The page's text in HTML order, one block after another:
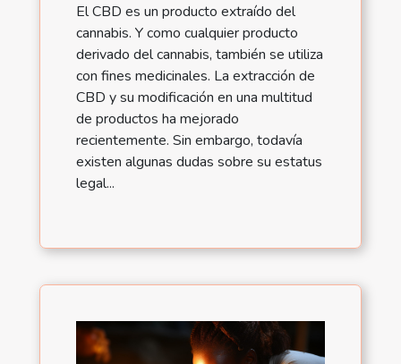
El CBD es un producto extraído del
cannabis. Y como cualquier producto
derivado del cannabis, también se utiliza
con fines medicinales. La extracción de
CBD y su modificación en una multitud
de productos ha mejorado
recientemente. Sin embargo, todavía
existen algunas dudas sobre su estatus
legal...